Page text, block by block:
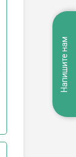
Напишите нам